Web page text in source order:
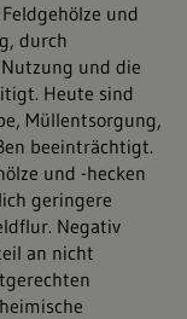
und
durch
und die
Heute sind
Müllentsorgung,
beeinträchtigt.
und -hecken
geringere
Negativ
an nicht